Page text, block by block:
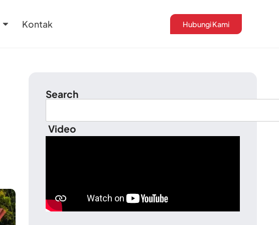
Kontak Hubungi Kami
Search
Video